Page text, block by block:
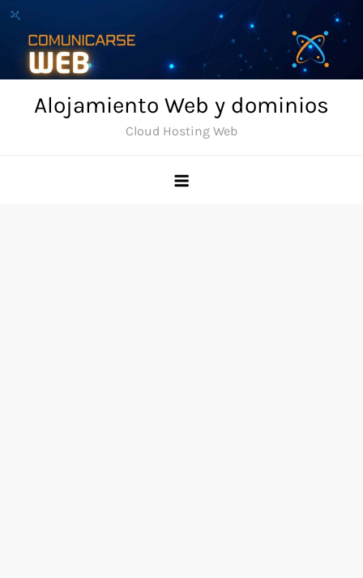
Skip
content
Alojamiento Web y dominios
Cloud Hosting Web